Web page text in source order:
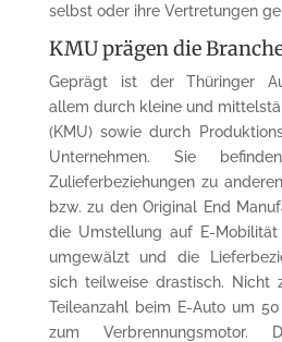
selbst oder ihre Vertretungen
KMU prägen die
Geprägt ist der Thüringer
allem durch kleine und
(KMU) sowie durch
Unternehmen. Sie
Zulieferbeziehungen zu
bzw. zu den Original End
die Umstellung auf E-
umgewälzt und die
sich teilweise drastisch. Nicht
Teileanzahl beim E-Auto um
zum